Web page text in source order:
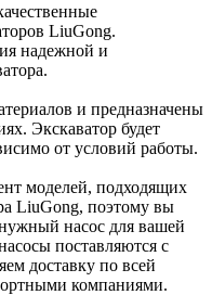
LiuGong.
надежной и
и предназначены
Экскаватор будет
от условий работы.
моделей, подходящих
LiuGong, поэтому вы
насос для вашей
поставляются с
доставку по всей
компаниями.